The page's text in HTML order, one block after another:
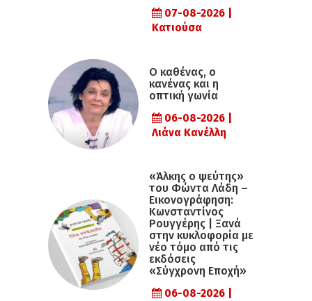
07-08-2026 |
Κατιούσα
Ο καθένας, ο
κανένας και η
οπτική γωνία
06-08-2026 |
Λιάνα Κανέλλη
«Άλκης ο ψεύτης»
του Φώντα Λάδη –
Εικονογράφηση:
Κωνσταντίνος
Ρουγγέρης | Ξανά
στην κυκλοφορία με
νέο τόμο από τις
εκδόσεις
«Σύγχρονη Εποχή»
06-08-2026 |